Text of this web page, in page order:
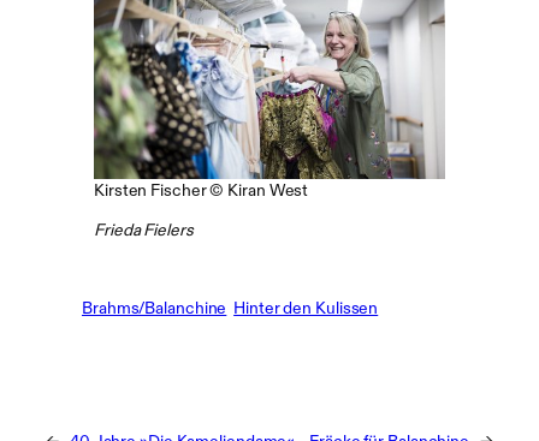
Kirsten Fischer © Kiran West
Frieda Fielers
Brahms/Balanchine Hinter den Kulissen